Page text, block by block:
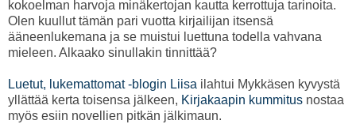
kokoelman harvoja minäkertojan kautta kerrottuja tarinoita.
Olen kuullut tämän pari vuotta kirjailijan itsensä
ääneenlukemana ja se muistui luettuna todella vahvana
mieleen. Alkaako sinullakin tinnittää?
Luetut, lukemattomat -blogin Liisa ilahtui Mykkäsen kyvystä
yllättää kerta toisensa jälkeen, Kirjakaapin kummitus nostaa
myös esiin novellien pitkän jälkimaun.